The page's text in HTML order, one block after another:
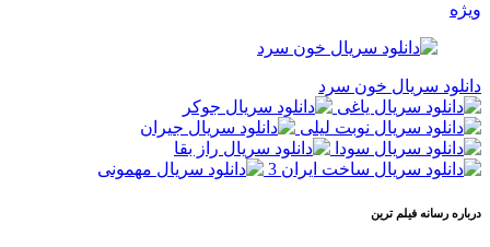
ویژه
دانلود سریال خون سرد
درباره رسانه فيلم ترين